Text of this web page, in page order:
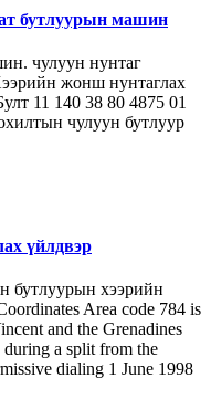
бутлуурын машин
чулуун нунтаг
жонш нунтаглах
11 140 38 80 4875 01
чулуун бутлуур
үйлдвэр
бутлуурын хээрийн
Area code 784 is
and the Grenadines
during a split from the
dialing 1 June 1998